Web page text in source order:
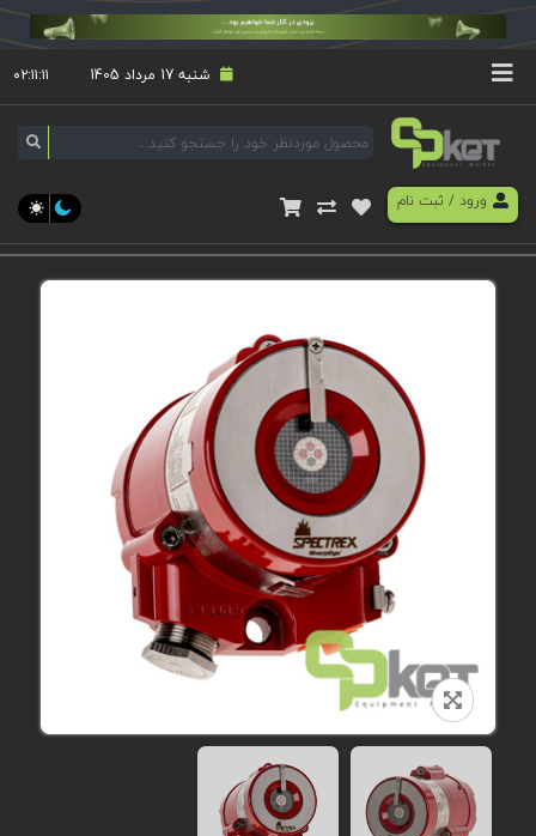
شنبه 17 مرداد 1405 ۰۲:۱۱:۱۱
ورود/ ثبت نام